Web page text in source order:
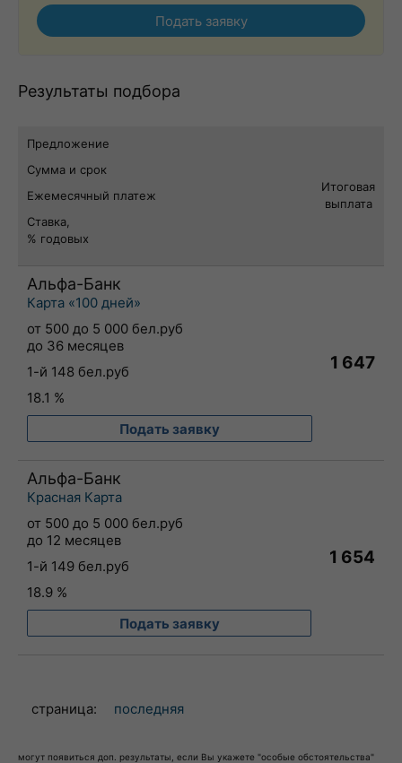
Подать заявку
Результаты подбора
Предложение
Сумма и срок
Ежемесячный платеж
Ставка,
% годовых
Итоговая
выплата
Альфа-Банк
Карта «100 дней»
от 500 до 5 000 бел.руб
до 36 месяцев
1-й 148 бел.руб
18.1 %
Подать заявку
1 647
Альфа-Банк
Красная Карта
от 500 до 5 000 бел.руб
до 12 месяцев
1-й 149 бел.руб
18.9 %
Подать заявку
1 654
страница: последняя
могут появиться доп. результаты, если Вы укажете "особые обстоятельства"